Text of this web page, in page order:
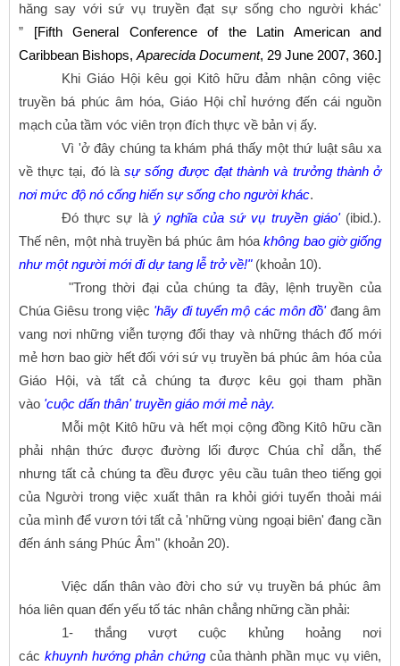
hăng say với sứ vụ truyền đạt sự sống cho người khác'
” [Fifth General Conference of the Latin American and
Caribbean Bishops, Aparecida Document, 29 June 2007, 360.]
Khi Giáo Hội kêu gọi Kitô hữu đảm nhận công việc
truyền bá phúc âm hóa, Giáo Hội chỉ hướng đến cái nguồn
mạch của tầm vóc viên trọn đích thực về bản vị ấy.
Vì 'ở đây chúng ta khám phá thấy một thứ luật sâu xa
về thực tại, đó làsự sống được đạt thành và trưởng thành ở
nơi mức độ nó cống hiến sự sống cho người khác.
Đó thực sự là ý nghĩa của sứ vụ truyền giáo' (ibid.).
Thế nên, một nhà truyền bá phúc âm hóakhông bao giờ giống
như một người mới đi dự tang lễ trở về!"(khoản 10).
"Trong thời đại của chúng ta đây, lệnh truyền của
Chúa Giêsu trong việc 'hãy đi tuyển mộ các môn đồ'đang âm
vang nơi những viễn tượng đổi thay và những thách đố mới
mẻ hơn bao giờ hết đối với sứ vụ truyền bá phúc âm hóa của
Giáo Hội, và tất cả chúng ta được kêu gọi tham phần
vào 'cuộc dấn thân' truyền giáo mới mẻ này.
Mỗi một Kitô hữu và hết mọi cộng đồng Kitô hữu cần
phải nhận thức được đường lối được Chúa chỉ dẫn, thế
nhưng tất cả chúng ta đều được yêu cầu tuân theo tiếng gọi
của Người trong việc xuất thân ra khỏi giới tuyến thoải mái
của mình để vươn tới tất cả 'những vùng ngoại biên' đang cần
đến ánh sáng Phúc Âm" (khoản 20).
Việc dấn thân vào đời cho sứ vụ truyền bá phúc âm
hóa liên quan đến yếu tố tác nhân chẳng những cần phải:
1- thắng vượt cuộc khủng hoảng nơi
các khuynh hướng phản chứngcủa thành phần mục vụ viên,